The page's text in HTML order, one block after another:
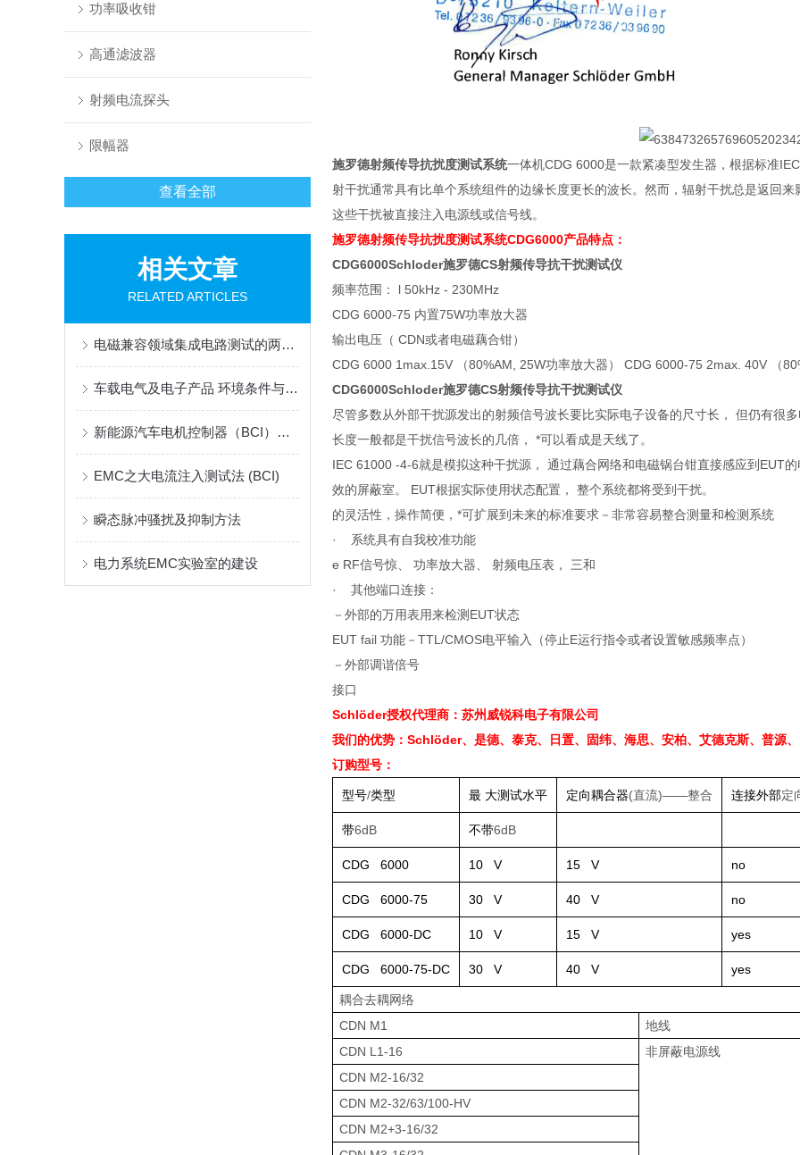
功率吸收钳
高通滤波器
射频电流探头
限幅器
查看全部
相关文章
RELATED ARTICLES
电磁兼容领域集成电路测试的两种方法
车载电气及电子产品 环境条件与试验 第六部分：EMC要求
新能源汽车电机控制器（BCI）大电流注入的抗扰对策
EMC之大电流注入测试法 (BCI)
瞬态脉冲骚扰及抑制方法
电力系统EMC实验室的建设
施罗德射频传导抗扰度测试系统一体机CDG 6000是一款紧凑型发生器，根据标准
射干扰通常具有比单个系统组件的边缘长度更长的波长。然而，辐射干扰总是返回
这些干扰被直接注入电源线或信号线。
施罗德射频传导抗扰度测试系统CDG6000产品特点：
CDG6000Schloder施罗德CS射频传导抗干扰测试仪
频率范围：
l 50kHz - 230MHz
CDG 6000-75 内置75W功率放大器
输出电压（ CDN或者电磁藕合钳）
CDG 6000 1max.15V
（80%AM, 25W功率放大器） CDG 6000-75 2max. 40V （
CDG6000Schloder施罗德CS射频传导抗干扰测试仪
尽管多数从外部干扰源发出的射频信号波长要比实际电子设备的尺寸长， 但仍有很
长度一般都是干扰信号波长的几倍，
*可以看成是天线了。
IEC 61000 -4-6就是模拟这种干扰源， 通过藕合网络和电磁锅台钳直接感应到 EUT
效的屏蔽室。
EUT根据实际使用状态配置， 整个系统都将受到干扰。
的灵活性，操作简便， *可扩展到未来的标准要求－非常容易整合测量和检测系统
· 系统具有自我校准功能
e RF信号惊、 功率放大器、 射频电压表， 三和
· 其他端口连接：
－外部的万用表用来检测 EUT状态
EUT fail 功能－ TTL/CMOS电平输入（停止E运行指令或者设置敏感频率点）
－外部调谐倍号
接口
Schlöder授权代理商：苏州威锐科电子有限公司
我们的优势：Schlöder、是德、泰克、日置、固纬、海思、安柏、艾德克斯、普源
订购型号：
型号/类型 最 大测试水平 定向耦合器(直流)——整合 连接外部定
带6dB 不带6dB
CDG 6000 10 V 15 V no
CDG 6000-75 30 V 40 V no
CDG 6000-DC 10 V 15 V yes
CDG 6000-75-DC 30 V 40 V yes
耦合去耦网络
CDN M1
地线
CDN L1-16
非屏蔽电源线
CDN M2-16/32
CDN M2-32/63/100-HV
CDN M2+3-16/32